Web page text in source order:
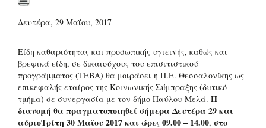
Δευτέρα, 29 Μαΐου, 2017
Είδη καθαριότητας και προσωπικής υγιεινής, καθώς και
βρεφικά είδη, σε δικαιούχους του επισιτιστικού
προγράμματος (ΤΕΒΑ) θα μοιράσει η Π.Ε. Θεσσαλονίκης ως
επικεφαλής εταίρος της Κοινωνικής Σύμπραξης (δυτικό
τμήμα) σε συνεργασία με τον δήμο Παύλου Μελά. Η
διανομή θα πραγματοποιηθεί σήμερα Δευτέρα 29 και
αύριοΤρίτη 30 Μαϊου 2017 και ώρες 09.00 – 14.00, στο